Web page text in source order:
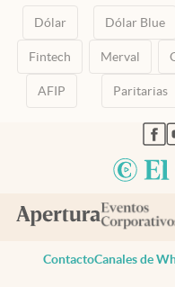
Dólar Dólar Blue
Fintech Merval
AFIP Paritarias
ContactoCanales de